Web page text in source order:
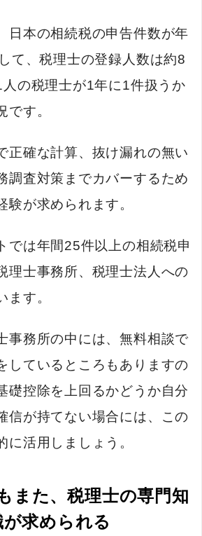
日本の相続税の申告件数が年
て、税理士の登録人数は約8
の税理士が1年に1件扱うか
です。
正確な計算、抜け漏れの無い
調査対策までカバーするため
験が求められます。
では年間25件以上の相続税申
理士事務所、税理士法人への
ます。
事務所の中には、無料相談で
しているところもありますの
礎控除を上回るかどうか自分
信が持てない場合には、この
に活用しましょう。
また、税理士の専門知
が求められる